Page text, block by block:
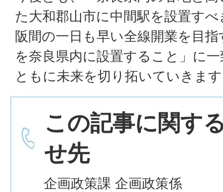
た大和郡山市に中間駅を設置す
阪間の一日も早い全線開業を目
を奈良県内に設置すること」に
ともに未来を切り拓いていきま
この記事に関す
せ先
企画政策課 企画政策係